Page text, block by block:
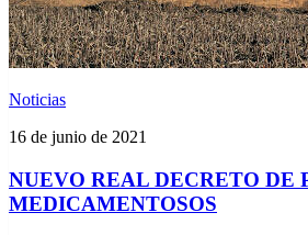
Noticias
16 de junio de 2021
NUEVO REAL DECRETO DE
MEDICAMENTOSOS